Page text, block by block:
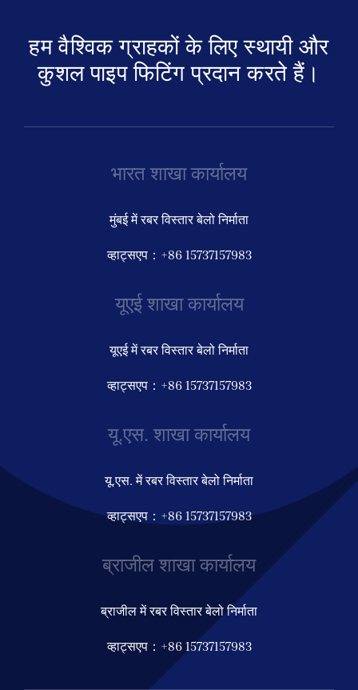
हम वैश्विक ग्राहकों के लिए स्थायी और
कुशल पाइप फिटिंग प्रदान करते हैं।
भारत शाखा कार्यालय
मुंबई में रबर विस्तार बेलो निर्माता
व्हाट्सएप：+86 15737157983
यूएई शाखा कार्यालय
यूएई में रबर विस्तार बेलो निर्माता
व्हाट्सएप：+86 15737157983
यू.एस. शाखा कार्यालय
यू.एस. में रबर विस्तार बेलो निर्माता
व्हाट्सएप：+86 15737157983
ब्राजील शाखा कार्यालय
ब्राजील में रबर विस्तार बेलो निर्माता
व्हाट्सएप：+86 15737157983